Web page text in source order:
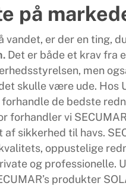
på
er der en ting,
Det er både et krav fra
men
skulle være ude. Hos
de bedste
forhandler vi
sikkerhed til havs.
oppustelige
og professionelle.
produkter